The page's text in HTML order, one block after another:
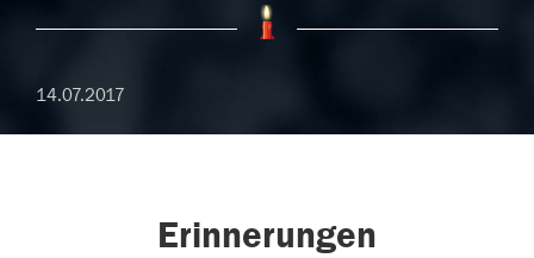
14.07.2017
Erinnerungen